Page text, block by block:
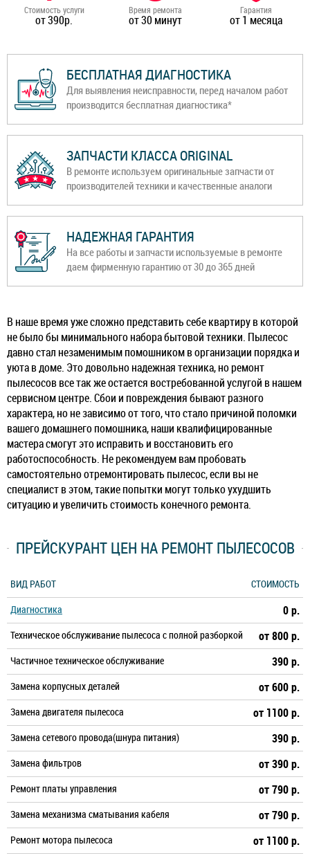
Стоимость услуги
от 390р.
Время ремонта
от 30 минут
Гарантия
от 1 месяца
БЕСПЛАТНАЯ ДИАГНОСТИКА
Для выявления неисправности, перед началом работ
производится бесплатная диагностика*
ЗАПЧАСТИ КЛАССА ORIGINAL
В ремонте используем оригинальные запчасти от
производителей техники и качественные аналоги
НАДЕЖНАЯ ГАРАНТИЯ
На все работы и запчасти используемые в ремонте
даем фирменную гарантию от 30 до 365 дней
В наше время уже сложно представить себе квартиру в которой
не было бы минимального набора бытовой техники. Пылесос
давно стал незаменимым помошником в организации порядка и
уюта в доме. Это довольно надежная техника, но ремонт
пылесосов все так же остается востребованной услугой в нашем
сервисном центре. Сбои и повреждения бывают разного
характера, но не зависимо от того, что стало причиной поломки
вашего домашнего помошника, наши квалифицированные
мастера смогут это исправить и восстановить его
работоспособность. Не рекомендуем вам пробовать
самостоятельно отремонтировать пылесос, если вы не
специалист в этом, такие попытки могут только ухудшить
ситуацию и увеличить стоимость конечного ремонта.
ПРЕЙСКУРАНТ ЦЕН НА РЕМОНТ ПЫЛЕСОСОВ
ВИД РАБОТ
СТОИМОСТЬ
Диагностика
0 р.
Техническое обслуживание пылесоса с полной разборкой от 800 р.
Частичное техническое обслуживание 390 р.
Замена корпусных деталей от 600 р.
Замена двигателя пылесоса от 1100 р.
Замена сетевого провода(шнура питания) 390 р.
Замена фильтров от 390 р.
Ремонт платы управления от 790 р.
Замена механизма сматывания кабеля от 790 р.
Ремонт мотора пылесоса от 1100 р.